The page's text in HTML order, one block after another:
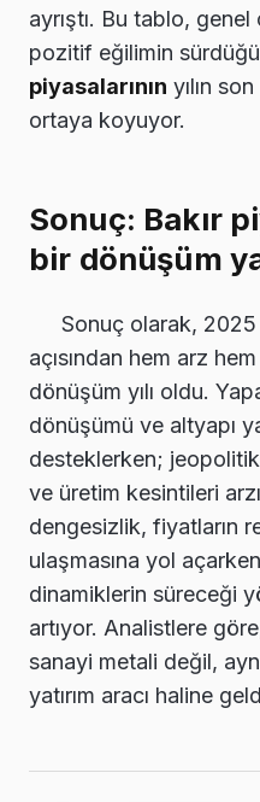
ayrıştı. Bu tablo,
pozitif eğilimin
piyasalarının yılın
ortaya koyuyor.
Sonuç: Bakır
bir dönüşüm
Sonuç olarak, 2025
açısından hem arz
dönüşüm yılı oldu.
dönüşümü ve altyapı
desteklerken;
ve üretim kesintileri
dengesizlik, fiyatların
ulaşmasına yol
dinamiklerin süreceği
artıyor. Analistlere
sanayi metali değil,
yatırım aracı haline